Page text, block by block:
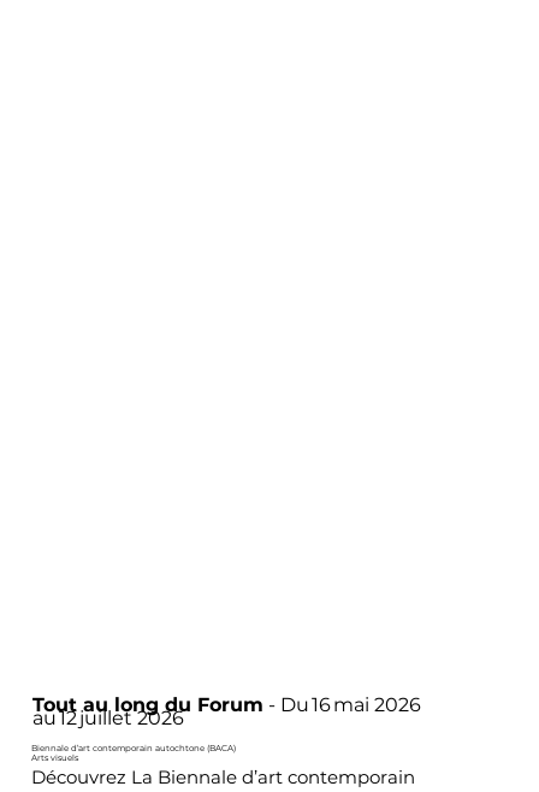
Tout au long du Forum - Du 16 mai 2026
au 12 juillet 2026
Biennale d’art contemporain autochtone (BACA)
Arts visuels
Découvrez La Biennale d’art contemporain